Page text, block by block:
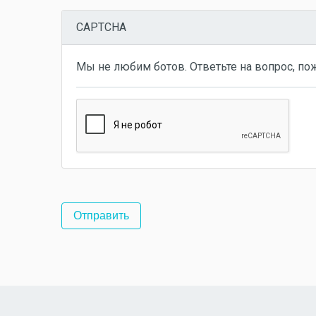
CAPTCHA
Мы не любим ботов. Ответьте на вопрос,